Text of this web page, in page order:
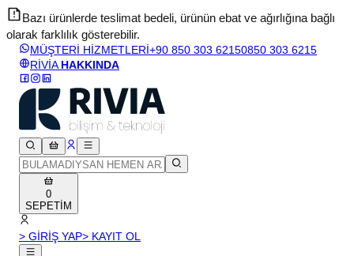
Bazı ürünlerde teslimat bedeli, ürünün ebat ve ağırlığına bağlı
olarak farklılık gösterebilir.
MÜŞTERİ HİZMETLERİ+90 850 303 62150850 303 6215
RİVİA HAKKINDA
0
SEPETİM
> GİRİŞ YAP> KAYIT OL